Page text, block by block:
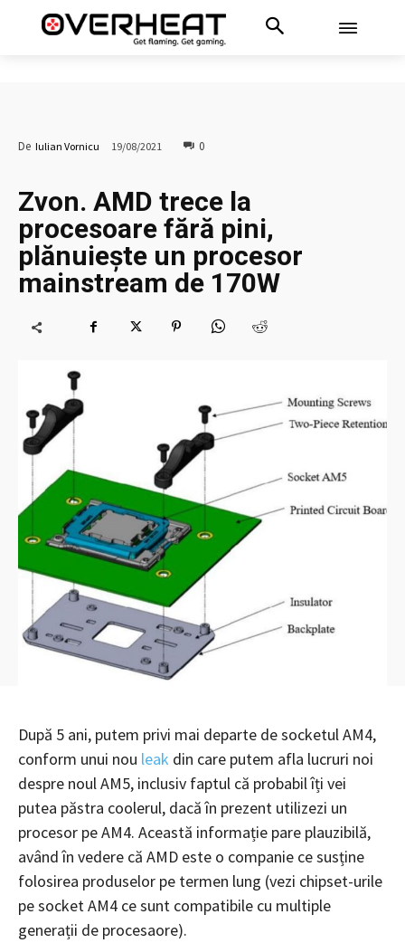
De Iulian Vornicu 19/08/2021 0
Zvon. AMD trece la
procesoare fără pini,
plănuiește un procesor
mainstream de 170W
După 5 ani, putem privi mai departe de socketul AM4,
conform unui nou leak din care putem afla lucruri noi
despre noul AM5, inclusiv faptul că probabil îți vei
putea păstra coolerul, dacă în prezent utilizezi un
procesor pe AM4. Această informație pare plauzibilă,
având în vedere că AMD este o companie ce susține
folosirea produselor pe termen lung (vezi chipset-urile
pe socket AM4 ce sunt compatibile cu multiple
generații de procesaore).